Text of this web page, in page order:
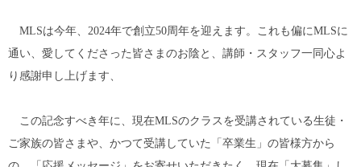
MLSは今年、2024年で創立50周年を迎えます。これも偏にMLSに
通い、愛してくださった皆さまのお陰と、講師・スタッフ一同心よ
り感謝申し上げます、
この記念すべき年に、現在MLSのクラスを受講されている生徒・
ご家族の皆さまや、かつて受講していた「卒業生」の皆様方から